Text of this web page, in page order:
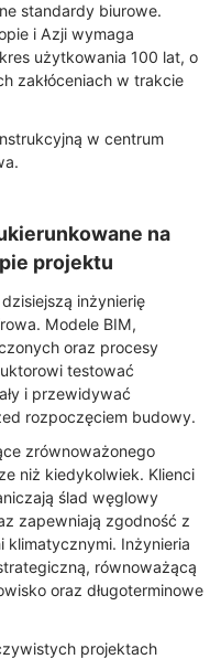
standardy biurowe.
i Azji wymaga
użytkowania 100 lat, o
zakłóceniach w trakcie
w centrum
na
projektu
inżynierię
Modele BIM,
oraz procesy
testować
i przewidywać
rozpoczęciem budowy.
zrównoważonego
niż kiedykolwiek. Klienci
ślad węglowy
zapewniają zgodność z
klimatycznymi. Inżynieria
równoważącą
oraz długoterminowe
projektach